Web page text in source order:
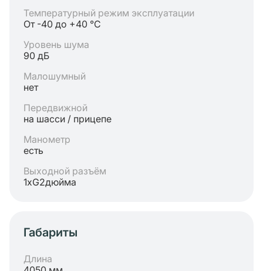
Температурный режим эксплуатации
От -40 до +40 °C
Уровень шума
90 дБ
Малошумный
нет
Передвижной
на шасси / прицепе
Манометр
есть
Выходной разъём
1хG2дюйма
Габариты
Длина